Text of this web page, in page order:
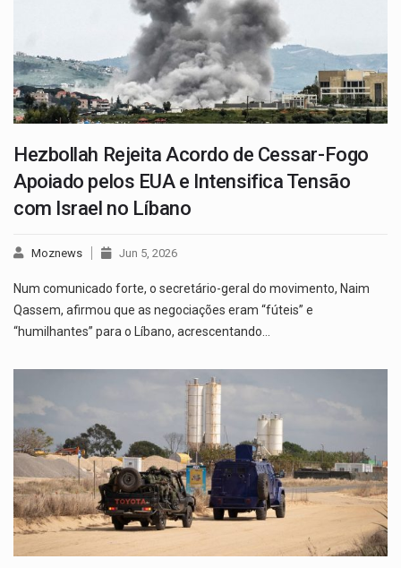
Hezbollah Rejeita Acordo de Cessar-Fogo
Apoiado pelos EUA e Intensifica Tensão
com Israel no Líbano
Moznews Jun 5, 2026
Num comunicado forte, o secretário-geral do movimento, Naim
Qassem, afirmou que as negociações eram “fúteis” e
“humilhantes” para o Líbano, acrescentando…